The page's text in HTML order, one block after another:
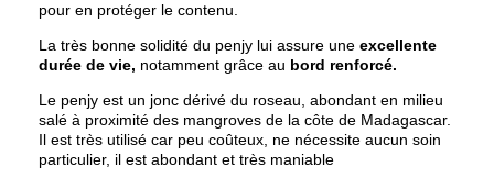
pour en protéger le contenu.
La très bonne solidité du penjy lui assure une excellente
durée de vie, notamment grâce au bord renforcé.
Le penjy est un jonc dérivé du roseau, abondant en milieu
salé à proximité des mangroves de la côte de Madagascar.
Il est très utilisé car peu coûteux, ne nécessite aucun soin
particulier, il est abondant et très maniable